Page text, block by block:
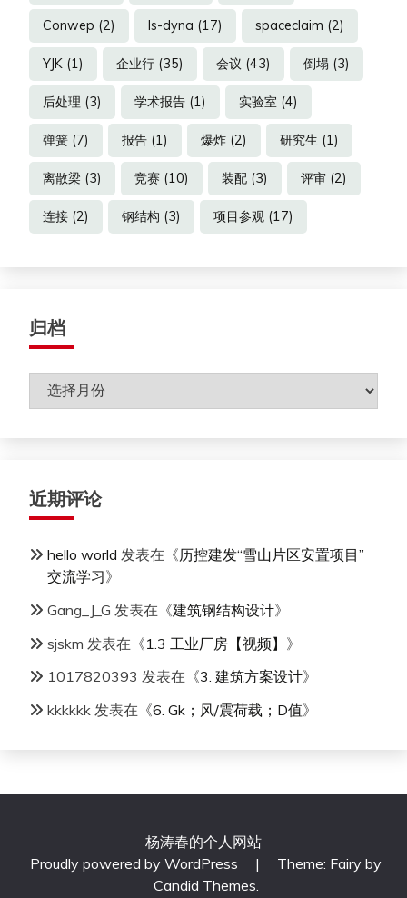
Conwep (2) ls-dyna (17) spaceclaim (2)
YJK (1) 企业行 (35) 会议 (43) 倒塌 (3)
后处理 (3) 学术报告 (1) 实验室 (4)
弹簧 (7) 报告 (1) 爆炸 (2) 研究生 (1)
离散梁 (3) 竞赛 (10) 装配 (3) 评审 (2)
连接 (2) 钢结构 (3) 项目参观 (17)
归档
档
近期评论
hello world 发表在《历控建发“雪山片区安置项目”
交流学习》
Gang_J_G 发表在《建筑钢结构设计》
sjskm 发表在《1.3 工业厂房【视频】 》
1017820393 发表在《3. 建筑方案设计》
kkkkkk 发表在《6. Gk；风/震荷载；D值》
杨涛春的个人网站
Proudly powered by WordPress
|
Theme: Fairy by
Candid Themes.